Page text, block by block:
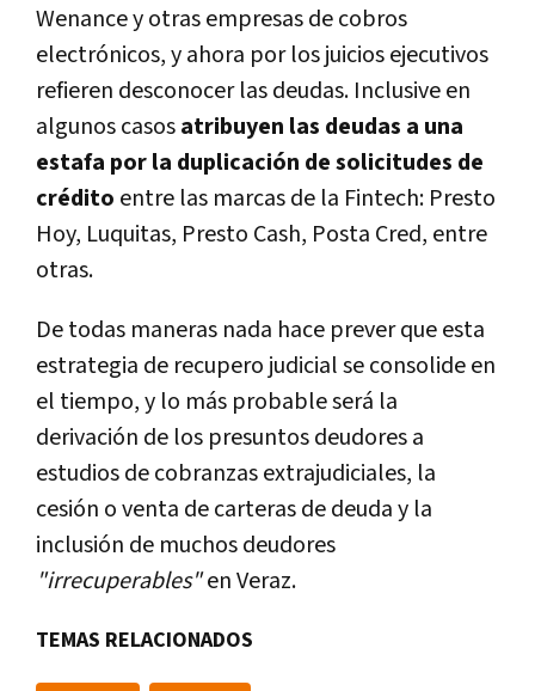
Wenance y otras empresas de cobros
electrónicos, y ahora por los juicios ejecutivos
refieren desconocer las deudas. Inclusive en
algunos casosatribuyen las deudas a una
estafa por la duplicación de solicitudes de
crédito entre las marcas de la Fintech: Presto
Hoy, Luquitas, Presto Cash, Posta Cred, entre
otras.
De todas maneras nada hace prever que esta
estrategia de recupero judicial se consolide en
el tiempo, y lo más probable será la
derivación de los presuntos deudores a
estudios de cobranzas extrajudiciales, la
cesión o venta de carteras de deuda y la
inclusión de muchos deudores
"irrecuperables"en Veraz.
TEMAS RELACIONADOS